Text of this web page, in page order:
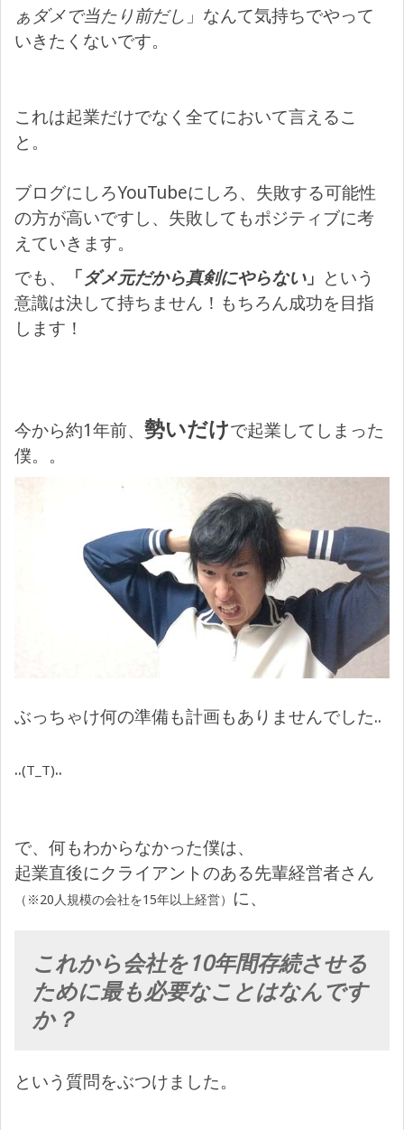
ぁダメで当たり前だし 」なんて気持ちでやって
いきたくないです。
これは起業だけでなく全てにおいて言えるこ
と。
ブログにしろYouTubeにしろ、失敗する可能性
の方が高いですし、失敗してもポジティブに考
えていきます。
でも、
「ダメ元だから真剣にやらない」 という
意識は決して持ちません！もちろん成功を目指
します！
今から約1年前、 勢いだけで起業してしまった
僕。。
ぶっちゃけ何の準備も計画もありませんでした..
..(T_T)..
で、何もわからなかった僕は、
起業直後にクライアントのある先輩経営者さん
（※20人規模の会社を15年以上経営） に、
これから会社を10年間存続させる
ために最も必要なことはなんです
か？
という質問をぶつけました。